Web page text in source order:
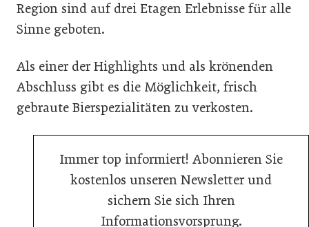
Region sind auf drei Etagen Erlebnisse für alle
Sinne geboten.
Als einer der Highlights und als krönenden
Abschluss gibt es die Möglichkeit, frisch
gebraute Bierspezialitäten zu verkosten.
Immer top informiert! Abonnieren Sie
kostenlos unseren Newsletter und
sichern Sie sich Ihren
Informationsvorsprung.